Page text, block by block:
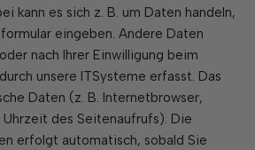
kann es sich z. B. um Daten handeln,
eingeben. Andere Daten
nach Ihrer Einwilligung beim
unsere ITSysteme erfasst. Das
Daten (z. B. Internetbrowser,
des Seitenaufrufs). Die
erfolgt automatisch, sobald Sie